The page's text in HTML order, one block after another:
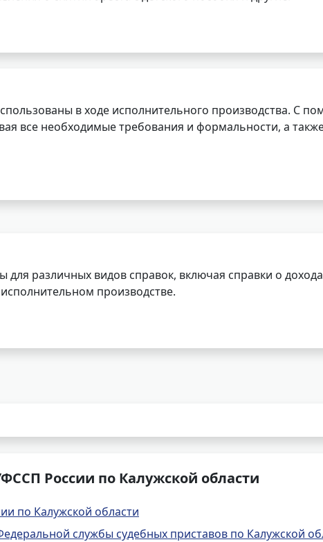
в ходе исполнительного производства. С
все необходимые требования и формальности, а
различных видов справок, включая справки о
производстве.
России по Калужской области
по Калужской области
службы судебных приставов по Калужской